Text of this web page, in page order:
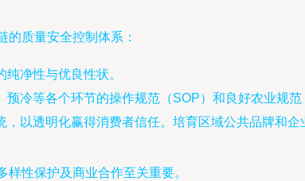
的质量安全控制体系：
净性与优良性状。
冷等各个环节的操作规范（SOP）和良好农业规范
，以透明化赢得消费者信任。培育区域公共品牌和
性保护及商业合作至关重要。